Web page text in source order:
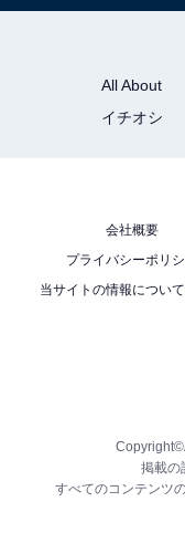
All About
イチオシ
会社概要
プライバシーポリ
当サイトの情報につい
掲載の
すべてのコンテンツ